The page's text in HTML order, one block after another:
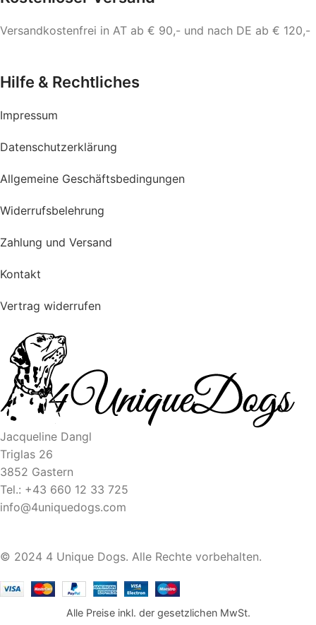
Versandkostenfrei in AT ab € 90,- und nach DE ab € 120,-
Hilfe & Rechtliches
Impressum
Datenschutzerklärung
Allgemeine Geschäftsbedingungen
Widerrufsbelehrung
Zahlung und Versand
Kontakt
Vertrag widerrufen
Jacqueline Dangl
Triglas 26
3852 Gastern
Tel.: +43 660 12 33 725
info@4uniquedogs.com
© 2024 4 Unique Dogs. Alle Rechte vorbehalten.
Alle Preise inkl. der gesetzlichen MwSt.